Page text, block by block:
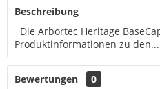
Beschreibung
Die Arbortec Heritage
Produktinformationen zu den...
Bewertungen
0